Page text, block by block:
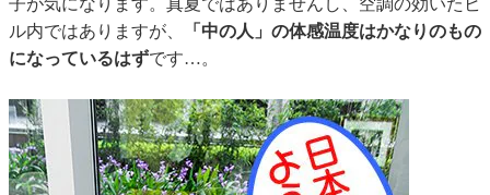
子が気になります。真夏ではありませんし、空調の効いたビ
ル内ではありますが、
「中の人」の体感温度はかなりのもの
になっているはずです…。